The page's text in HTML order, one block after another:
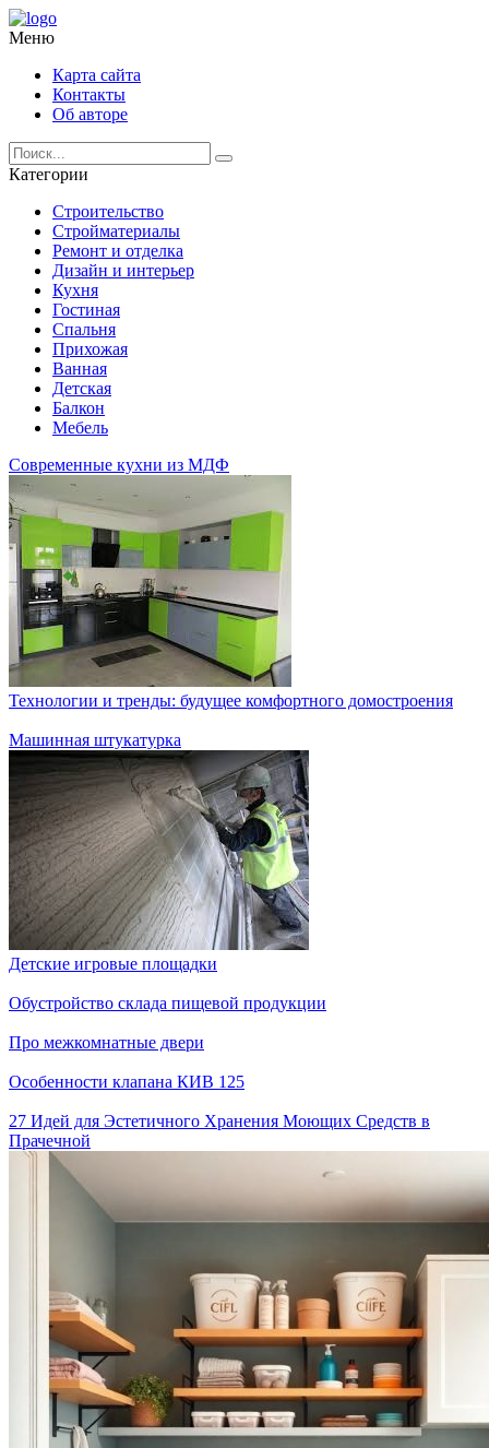
Меню
Карта сайта
Контакты
Об авторе
Категории
Строительство
Стройматериалы
Ремонт и отделка
Дизайн и интерьер
Кухня
Гостиная
Спальня
Прихожая
Ванная
Детская
Балкон
Мебель
Современные кухни из МДФ
Технологии и тренды: будущее комфортного домостроения
Машинная штукатурка
Детские игровые площадки
Обустройство склада пищевой продукции
Про межкомнатные двери
Особенности клапана КИВ 125
27 Идей для Эстетичного Хранения Моющих Средств в
Прачечной